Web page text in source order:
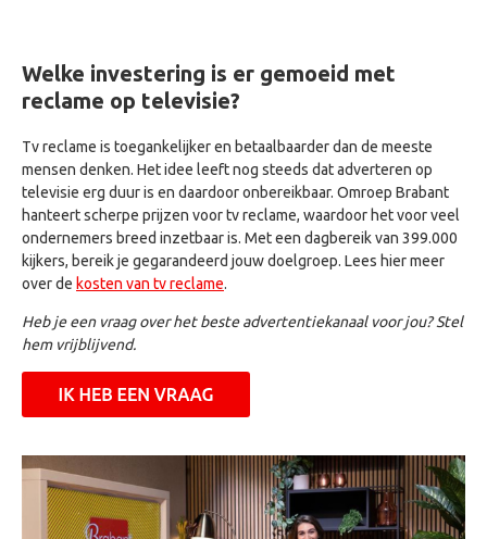
Welke investering is er gemoeid met
reclame op televisie?
Tv reclame is toegankelijker en betaalbaarder dan de meeste
mensen denken. Het idee leeft nog steeds dat adverteren op
televisie erg duur is en daardoor onbereikbaar. Omroep Brabant
hanteert scherpe prijzen voor tv reclame, waardoor het voor veel
ondernemers breed inzetbaar is. Met een dagbereik van 399.000
kijkers, bereik je gegarandeerd jouw doelgroep. Lees hier meer
over de kosten van tv reclame.
Heb je een vraag over het beste advertentiekanaal voor jou? Stel
hem vrijblijvend.